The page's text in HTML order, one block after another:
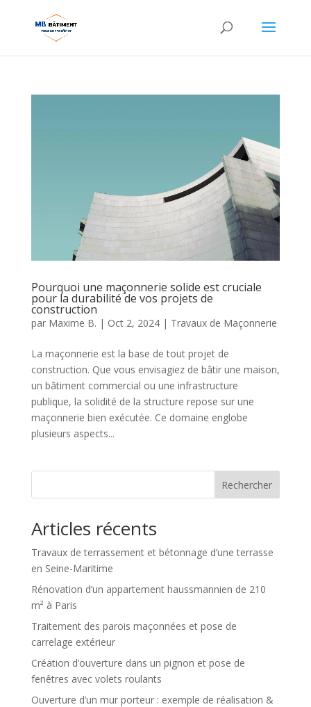
Pourquoi une maçonnerie solide est cruciale
pour la durabilité de vos projets de
construction
par Maxime B. | Oct 2, 2024| Travaux de Maçonnerie
La maçonnerie est la base de tout projet de
construction. Que vous envisagiez de bâtir une maison,
un bâtiment commercial ou une infrastructure
publique, la solidité de la structure repose sur une
maçonnerie bien exécutée. Ce domaine englobe
plusieurs aspects...
Rechercher
Articles récents
Travaux de terrassement et bétonnage d’une terrasse
en Seine-Maritime
Rénovation d’un appartement haussmannien de 210
m² à Paris
Traitement des parois maçonnées et pose de
carrelage extérieur
Création d’ouverture dans un pignon et pose de
fenêtres avec volets roulants
Ouverture d’un mur porteur : exemple de réalisation &